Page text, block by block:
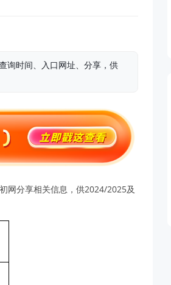
询时间、入口网址、分享，供
网分享相关信息，供2024/2025及